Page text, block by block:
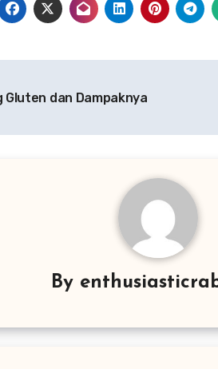
Gluten dan Dampaknya
By